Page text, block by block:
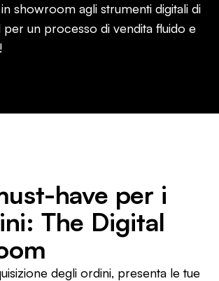
showroom agli strumenti digitali di
per un processo di vendita fluido e
have per i
The Digital
degli ordini, presenta le tue